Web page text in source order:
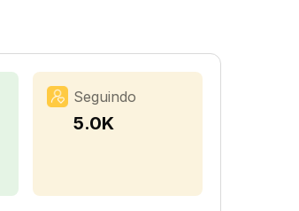
Seguindo
5.0K